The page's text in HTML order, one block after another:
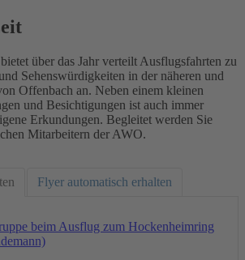
über das Jahr verteilt Ausflugsfahrten zu
Sehenswürdigkeiten in der näheren und
Offenbach an. Neben einem kleinen
und Besichtigungen ist auch immer
Erkundungen. Begleitet werden Sie
Mitarbeitern der AWO.
Flyer automatisch erhalten